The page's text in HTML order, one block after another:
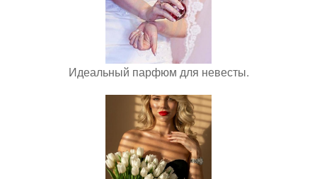
Идеальный парфюм для невесты.